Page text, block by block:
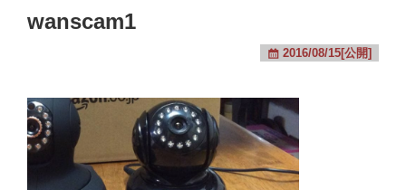
wanscam1
2016/08/15[公開]